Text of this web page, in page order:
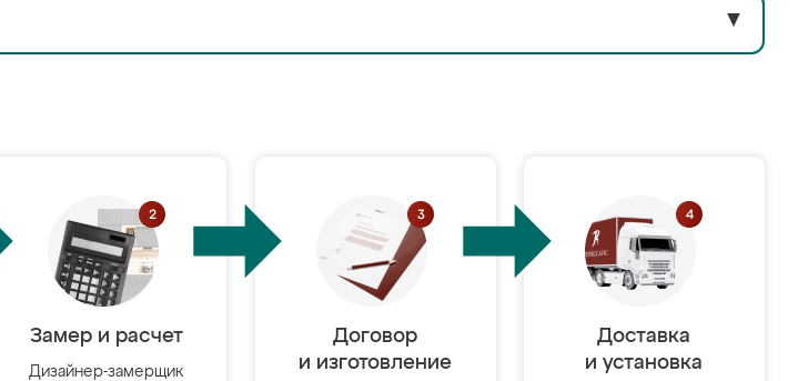
▼
Замер и расчет
Дизайнер-замерщик
Договор
и изготовление
Доставка
и установка